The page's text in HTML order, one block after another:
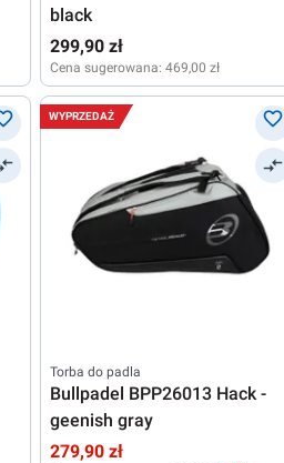
black
299,90 zł
Cena sugerowana: 469,00 zł
WYPRZEDAŻ
Torba do padla
Bullpadel BPP26013 Hack -
geenish gray
279,90 zł